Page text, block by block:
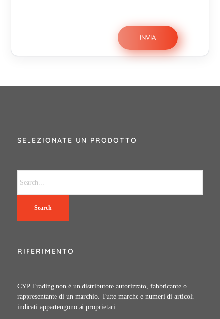
SELEZIONATE UN PRODOTTO
Search
RIFERIMENTO
CYP Trading non é un distributore autorizzato, fabbricante o
rappresentante di un marchio. Tutte marche e numeri di articoli
indicati appartengono ai proprietari.